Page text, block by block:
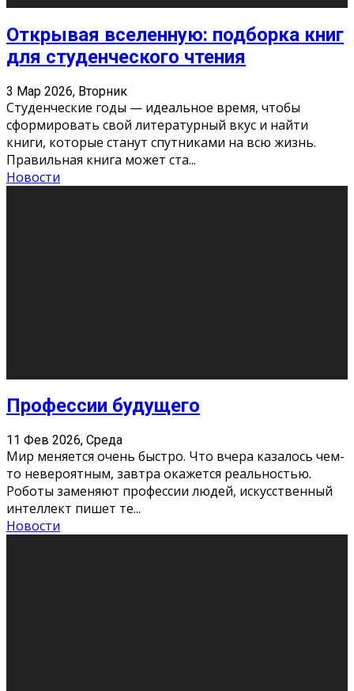
Открывая вселенную: подборка книг
для студенческого чтения
3 Мар 2026, Вторник
Студенческие годы — идеальное время, чтобы
сформировать свой литературный вкус и найти
книги, которые станут спутниками на всю жизнь.
Правильная книга может ста...
Новости
Как бороться со стрессом
11 Фев 2026, Среда
Стресс – нормальная реакция организма, когда
факторов, воздействующих на твой организм
больше, чем ресурсов. Есть советы, как бороться со
стрессовым состояни
Новости